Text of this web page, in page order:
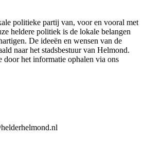
politieke partij van, voor en vooral met
heldere politiek is de lokale belangen
De ideeën en wensen van de
naar het stadsbestuur van Helmond.
door het informatie ophalen via ons